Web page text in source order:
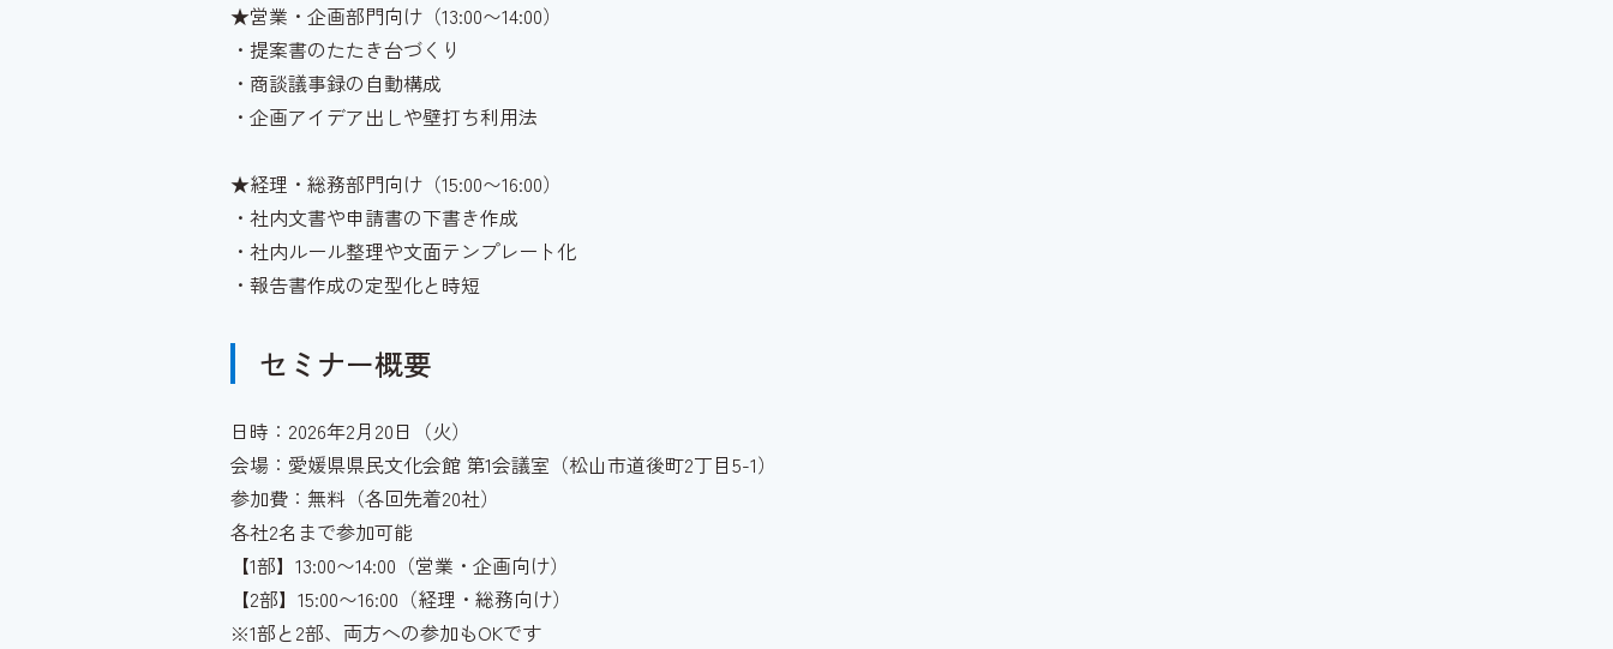
★営業・企画部門向け（13:00〜14:00）
・提案書のたたき台づくり
・商談議事録の自動構成
・企画アイデア出しや壁打ち利用法
★経理・総務部門向け（15:00〜16:00）
・社内文書や申請書の下書き作成
・社内ルール整理や文面テンプレート化
・報告書作成の定型化と時短
セミナー概要
日時：2026年2月20日（火）
会場：愛媛県県民文化会館 第1会議室（松山市道後町2丁目5-1）
参加費：無料（各回先着20社）
各社2名まで参加可能
【1部】13:00〜14:00（営業・企画向け）
【2部】15:00〜16:00（経理・総務向け）
※1部と2部、両方への参加もOKです